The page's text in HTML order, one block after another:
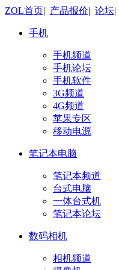
ZOL首页| 产品报价| 论坛|
手机
手机频道
手机论坛
手机软件
3G频道
4G频道
苹果专区
移动电源
笔记本电脑
笔记本频道
台式电脑
一体台式机
笔记本论坛
数码相机
相机频道